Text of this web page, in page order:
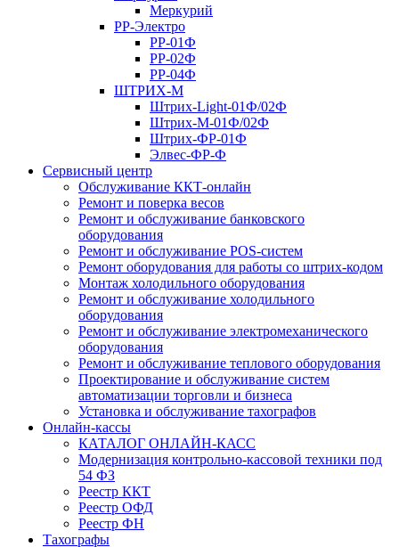
Меркурий
РР-Электро
РР-01Ф
РР-02Ф
РР-04Ф
ШТРИХ-М
Штрих-Light-01Ф/02Ф
Штрих-М-01Ф/02Ф
Штрих-ФР-01Ф
Элвес-ФР-Ф
Сервисный центр
Обслуживание ККТ-онлайн
Ремонт и поверка весов
Ремонт и обслуживание банковского
оборудования
Ремонт и обслуживание POS-систем
Ремонт оборудования для работы со штрих-кодом
Монтаж холодильного оборудования
Ремонт и обслуживание холодильного
оборудования
Ремонт и обслуживание электромеханического
оборудования
Ремонт и обслуживание теплового оборудования
Проектирование и обслуживание систем
автоматизации торговли и бизнеса
Установка и обслуживание тахографов
Онлайн-кассы
КАТАЛОГ ОНЛАЙН-КАСС
Модернизация контрольно-кассовой техники под
54 ФЗ
Реестр ККТ
Реестр ОФД
Реестр ФН
Тахографы